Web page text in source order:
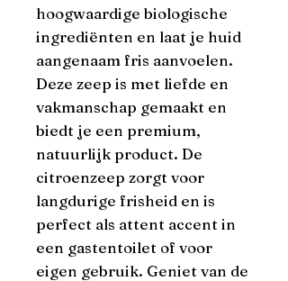
hoogwaardige biologische
ingrediënten en laat je huid
aangenaam fris aanvoelen.
Deze zeep is met liefde en
vakmanschap gemaakt en
biedt je een premium,
natuurlijk product. De
citroenzeep zorgt voor
langdurige frisheid en is
perfect als attent accent in
een gastentoilet of voor
eigen gebruik. Geniet van de